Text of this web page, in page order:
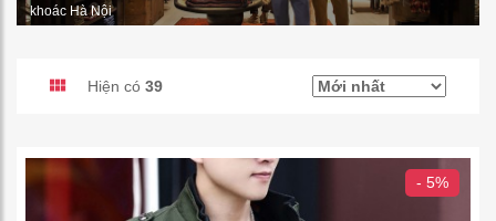
khoác Hà Nội
Hiện có 39
- 5%